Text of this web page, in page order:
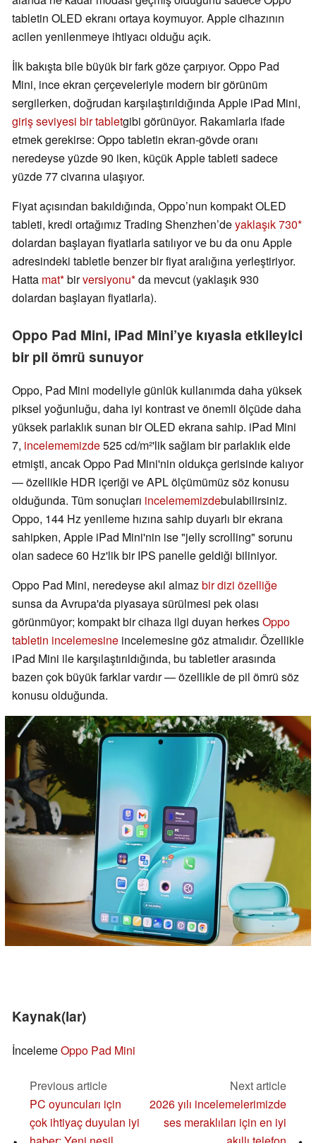
tabletin OLED ekranı ortaya koymuyor. Apple cihazının
acilen yenilenmeye ihtiyacı olduğu açık.
İlk bakışta bile büyük bir fark göze çarpıyor. Oppo Pad
Mini, ince ekran çerçeveleriyle modern bir görünüm
sergilerken, doğrudan karşılaştırıldığında Apple iPad Mini,
giriş seviyesi bir tabletgibi görünüyor. Rakamlarla ifade
etmek gerekirse: Oppo tabletin ekran-gövde oranı
neredeyse yüzde 90 iken, küçük Apple tableti sadece
yüzde 77 civarına ulaşıyor.
Fiyat açısından bakıldığında, Oppo’nun kompakt OLED
tableti, kredi ortağımız Trading Shenzhen’deyaklaşık 730
dolardan başlayan fiyatlarla satılıyor ve bu da onu Apple
adresindeki tabletle benzer bir fiyat aralığına yerleştiriyor.
Hatta mat birversiyonu da mevcut (yaklaşık 930
dolardan başlayan fiyatlarla).
Oppo Pad Mini, iPad Mini’ye kıyasla etkileyici
bir pil ömrü sunuyor
Oppo, Pad Mini modeliyle günlük kullanımda daha yüksek
piksel yoğunluğu, daha iyi kontrast ve önemli ölçüde daha
yüksek parlaklık sunan bir OLED ekrana sahip. iPad Mini
7, incelememizde525 cd/m²'lik sağlam bir parlaklık elde
etmişti, ancak Oppo Pad Mini'nin oldukça gerisinde kalıyor
— özellikle HDR içeriği ve APL ölçümümüz söz konusu
olduğunda. Tüm sonuçları incelememizdebulabilirsiniz.
Oppo, 144 Hz yenileme hızına sahip duyarlı bir ekrana
sahipken, Apple iPad Mini'nin ise "jelly scrolling" sorunu
olan sadece 60 Hz'lik bir IPS panelle geldiği biliniyor.
Oppo Pad Mini, neredeyse akıl almazbir dizi özelliğe
sunsa da Avrupa'da piyasaya sürülmesi pek olası
görünmüyor; kompakt bir cihaza ilgi duyan herkesOppo
tabletin incelemesine incelemesine göz atmalıdır. Özellikle
iPad Mini ile karşılaştırıldığında, bu tabletler arasında
bazen çok büyük farklar vardır — özellikle de pil ömrü söz
konusu olduğunda.
Kaynak(lar)
İncelemeOppo Pad Mini
Previous article
PC oyuncuları için
çok ihtiyaç duyulan iyi
Next article
2026 yılı incelemelerimizde
ses meraklıları için en iyi